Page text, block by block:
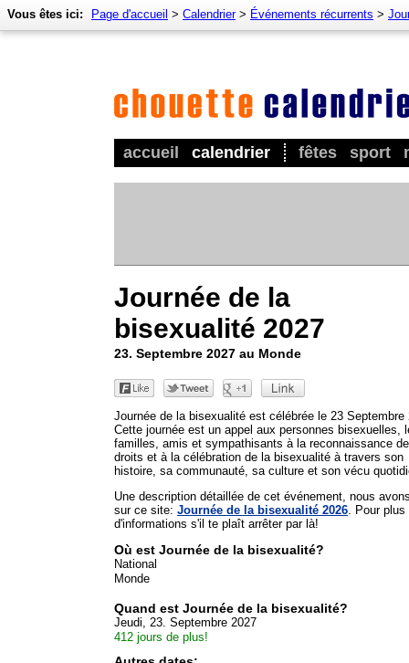
accueil calendrier fêtes sport
Vous êtes ici: Page d'accueil > Calendrier> Événements récurrents >
Journée de la
bisexualité 2027
23. Septembre 2027 au Monde
Journée de la bisexualité est célébrée le 23 Septembre
Cette journée est un appel aux personnes bisexuelles,
familles, amis et sympathisants à la reconnaissance
droits et à la célébration de la bisexualité à travers son
histoire, sa communauté, sa culture et son vécu
Une description détaillée de cet événement, nous
sur ce site: Journée de la bisexualité 2026 . Pour plus
d'informations s'il te plaît arrêter par là!
Où est Journée de la bisexualité?
National
Monde
Quand est Journée de la bisexualité?
Jeudi, 23. Septembre 2027
412 jours de plus!